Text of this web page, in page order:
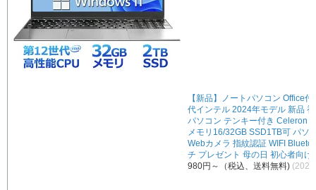
【新品】ノートパソコン Office
代インテル 2024年モデル 新品
パソコン テンキー付き Celeron
メモリ16/32GB SSD1TB可 パソ
Webカメラ 指紋認証 WIFI
チ プレゼント 母の日 初心者向け
980円～（税込、送料無料)